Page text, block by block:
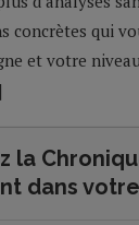
concrètes qui
et votre
la
dans